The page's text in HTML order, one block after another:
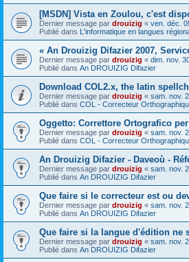
[MSDN] Vista en Zoulou, c'est
Dernier message par drouizig « ven. déc.
Publié dans L'informatique en langues
« An Drouizig Difazier 2007,
Dernier message par drouizig « dim. nov.
Publié dans An DROUIZIG Difazier
Download COL2.x, the latin
Dernier message par drouizig « sam. nov.
Publié dans COL - Correcteur
Oggetto: Correttore Ortografico
Dernier message par drouizig « sam. nov.
Publié dans COL - Correcteur
An Drouizig Difazier - Daveoù -
Dernier message par drouizig « sam. nov.
Publié dans An DROUIZIG Difazier
Que faire si le correcteur est ou
Dernier message par drouizig « sam. nov.
Publié dans An DROUIZIG Difazier
Que faire si la langue d'édition ne
Dernier message par drouizig « sam. nov.
Publié dans An DROUIZIG Difazier